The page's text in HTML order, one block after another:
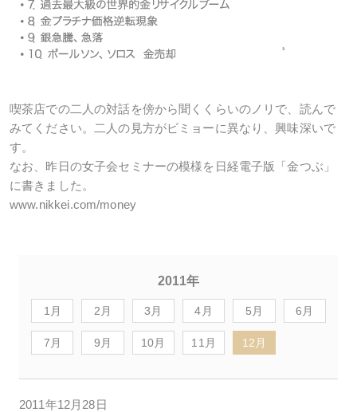
喫茶店での二人の対話を傍から聞くくらいのノリで、読んで
みてください。二人の見方がビミョーに異なり、興味深いで
す。
なお、昨日の女子会セミナーの模様を日経電子版「金つぶ」
に書きました。
www.nikkei.com/money
2011年
1月 2月 3月 4月 5月 6月
7月 9月 10月 11月 12月
2011年12月28日